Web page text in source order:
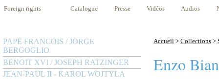
Foreign rights Catalogue Presse Vidéos Audios
PAPE FRANCOIS / JORGE
BERGOGLIO
BENOIT XVI / JOSEPH RATZINGER
JEAN-PAUL II - KAROL WOJTYLA
Accueil > Collections >
Enzo